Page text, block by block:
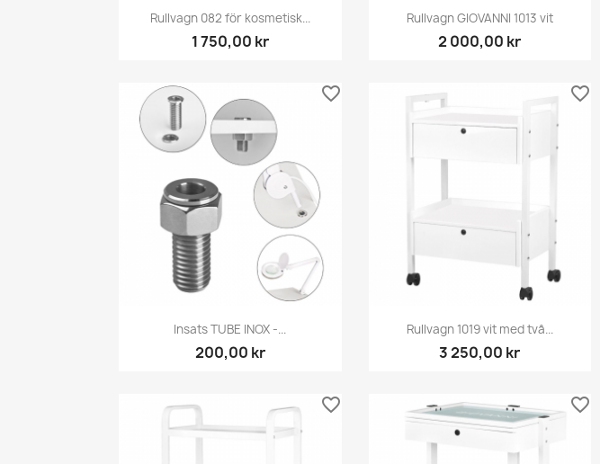
Snabbvy
Rullvagn 082 för kosmetisk...
1 750,00 kr
Snabbvy
Rullvagn GIOVANNI 1013 vit
2 000,00 kr
Snabbvy
Insats TUBE INOX -...
200,00 kr
favorite_border
Snabbvy
Rullvagn 1019 vit med två...
3 250,00 kr
favorite_border
favorite_border favorite_border